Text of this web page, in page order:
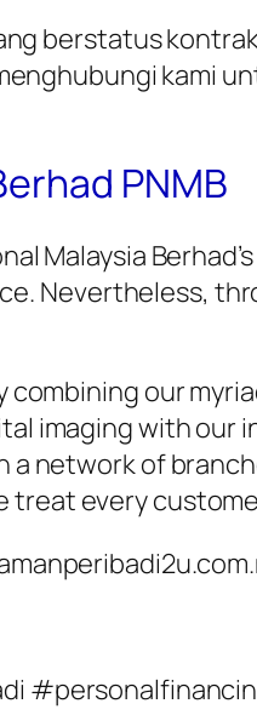
berstatus
kami
PNMB
Malaysia
Nevertheless,
our
imaging with our
a network of
every